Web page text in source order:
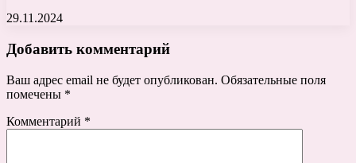
29.11.2024
Добавить комментарий
Ваш адрес email не будет опубликован. Обязательные поля
помечены *
Комментарий *